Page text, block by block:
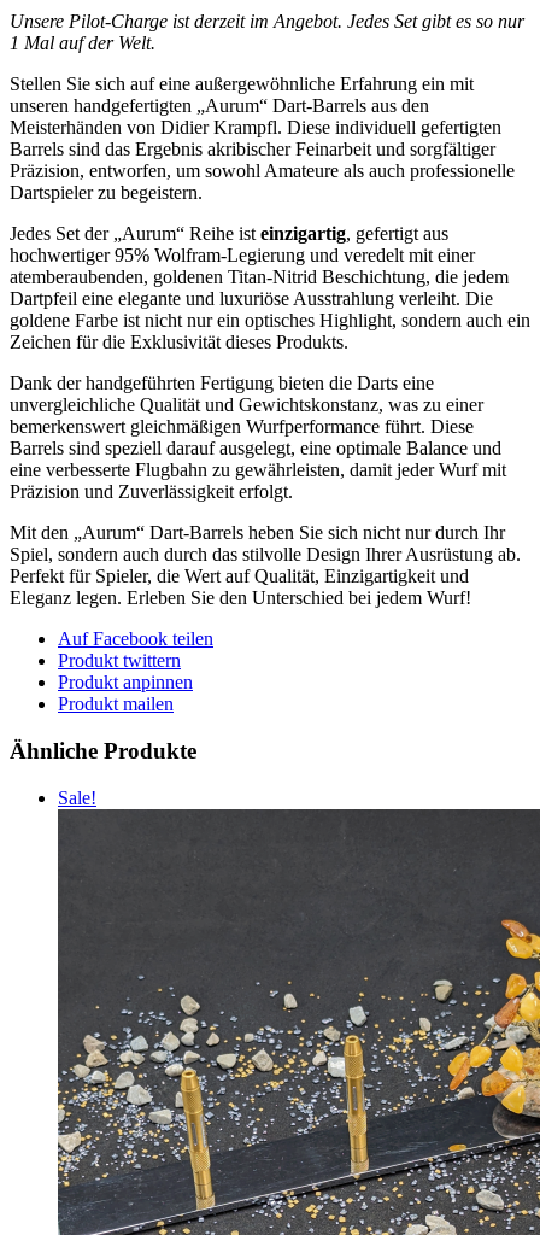
<
<
<
3er
Set
Barrels
in
Gold
-
18,6g
Menge
Unsere Pilot-Charge ist derzeit im Angebot. Jedes Set gibt es so nur
1 Mal auf der Welt.
Stellen Sie sich auf eine außergewöhnliche Erfahrung ein mit
unseren handgefertigten „Aurum“ Dart-Barrels aus den
Meisterhänden von Didier Krampfl. Diese individuell gefertigten
Barrels sind das Ergebnis akribischer Feinarbeit und sorgfältiger
Präzision, entworfen, um sowohl Amateure als auch professionelle
Dartspieler zu begeistern.
Jedes Set der „Aurum“ Reihe ist einzigartig, gefertigt aus
hochwertiger 95% Wolfram-Legierung und veredelt mit einer
atemberaubenden, goldenen Titan-Nitrid Beschichtung, die jedem
Dartpfeil eine elegante und luxuriöse Ausstrahlung verleiht. Die
goldene Farbe ist nicht nur ein optisches Highlight, sondern auch ein
Zeichen für die Exklusivität dieses Produkts.
Dank der handgeführten Fertigung bieten die Darts eine
unvergleichliche Qualität und Gewichtskonstanz, was zu einer
bemerkenswert gleichmäßigen Wurfperformance führt. Diese
Barrels sind speziell darauf ausgelegt, eine optimale Balance und
eine verbesserte Flugbahn zu gewährleisten, damit jeder Wurf mit
Präzision und Zuverlässigkeit erfolgt.
Mit den „Aurum“ Dart-Barrels heben Sie sich nicht nur durch Ihr
Spiel, sondern auch durch das stilvolle Design Ihrer Ausrüstung ab.
Perfekt für Spieler, die Wert auf Qualität, Einzigartigkeit und
Eleganz legen. Erleben Sie den Unterschied bei jedem Wurf!
Auf Facebook teilen
Produkt twittern
Produkt anpinnen
Produkt mailen
Ähnliche Produkte
Sale!